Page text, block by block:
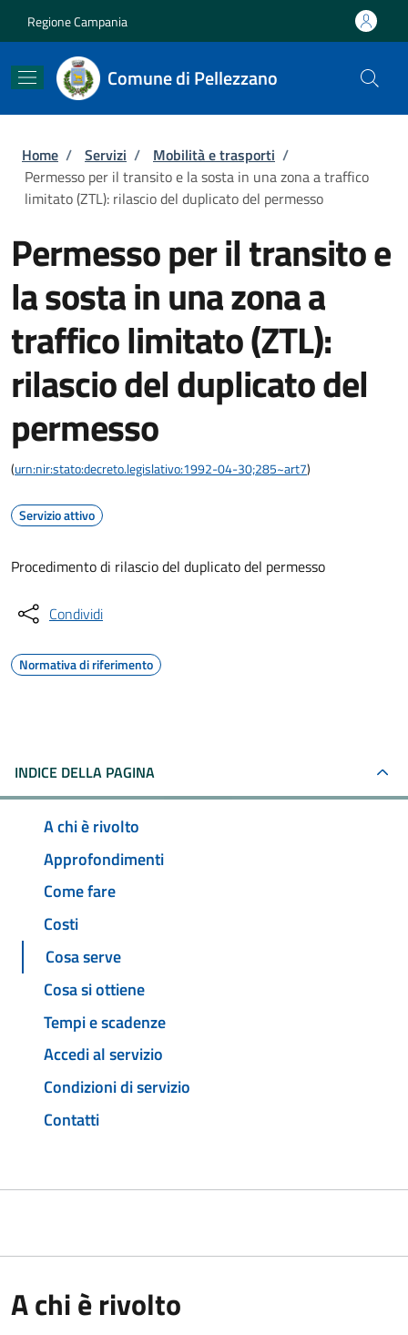
Regione Campania
Comune di Pellezzano
Briciole di pane
Home / Servizi / Mobilità e trasporti /
Permesso per il transito e la sosta in una zona a traffico
limitato (ZTL): rilascio del duplicato del permesso
Permesso per il transito e
la sosta in una zona a
traffico limitato (ZTL):
rilascio del duplicato del
permesso
(urn:nir:stato:decreto.legislativo:1992-04-30;285~art7)
Servizio attivo
Procedimento di rilascio del duplicato del permesso
Condividi
Normativa di riferimento
INDICE DELLA PAGINA
A chi è rivolto
Approfondimenti
Come fare
Costi
Cosa serve
Cosa si ottiene
Tempi e scadenze
Accedi al servizio
Condizioni di servizio
Contatti
A chi è rivolto